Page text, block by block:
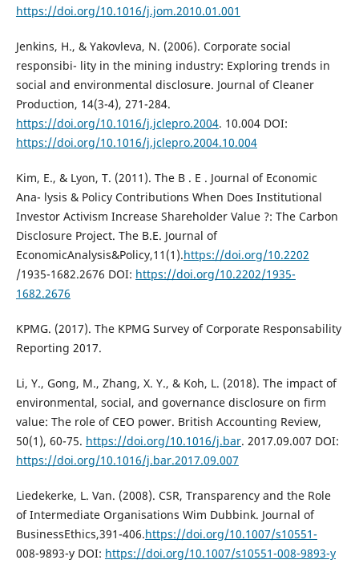
https://doi.org/10.1016/j.jom.2010.01.001
Jenkins, H., & Yakovleva, N. (2006). Corporate social
responsibi- lity in the mining industry: Exploring trends in
social and environmental disclosure. Journal of Cleaner
Production, 14(3-4), 271-284.
https://doi.org/10.1016/j.jclepro.2004. 10.004 DOI:
https://doi.org/10.1016/j.jclepro.2004.10.004
Kim, E., & Lyon, T. (2011). The B . E . Journal of Economic
Ana- lysis & Policy Contributions When Does Institutional
Investor Activism Increase Shareholder Value ?: The Carbon
Disclosure Project. The B.E. Journal of
EconomicAnalysis&Policy,11(1).https://doi.org/10.2202
/1935-1682.2676 DOI: https://doi.org/10.2202/1935-
1682.2676
KPMG. (2017). The KPMG Survey of Corporate Responsability
Reporting 2017.
Li, Y., Gong, M., Zhang, X. Y., & Koh, L. (2018). The impact of
environmental, social, and governance disclosure on firm
value: The role of CEO power. British Accounting Review,
50(1), 60-75. https://doi.org/10.1016/j.bar. 2017.09.007 DOI:
https://doi.org/10.1016/j.bar.2017.09.007
Liedekerke, L. Van. (2008). CSR, Transparency and the Role
of Intermediate Organisations Wim Dubbink. Journal of
BusinessEthics,391-406.https://doi.org/10.1007/s10551-
008-9893-y DOI: https://doi.org/10.1007/s10551-008-9893-y